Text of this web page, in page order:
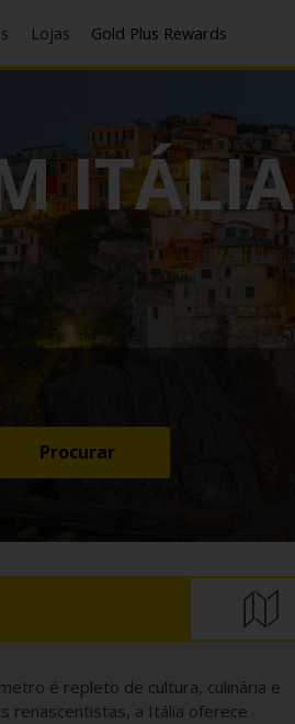
Lojas Gold Plus Rewards
ITÁLIA
é repleto de cultura, culinária e
renascentistas, a Itália oferece